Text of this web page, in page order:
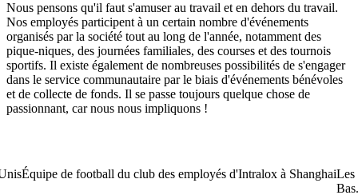
Nous pensons qu'il faut s'amuser au travail et en dehors du travail.
Nos employés participent à un certain nombre d'événements
organisés par la société tout au long de l'année, notamment des
pique-niques, des journées familiales, des courses et des tournois
sportifs. Il existe également de nombreuses possibilités de s'engager
dans le service communautaire par le biais d'événements bénévoles
et de collecte de fonds. Il se passe toujours quelque chose de
passionnant, car nous nous impliquons !
Les employés d'Intralox participent aux Jeux d'entreprise aux